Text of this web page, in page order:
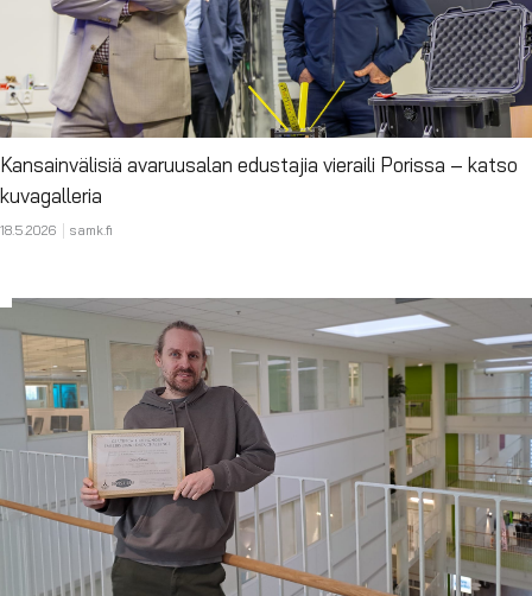
Kansainvälisiä avaruusalan edustajia vieraili Porissa – katso
kuvagalleria
18.5.2026 samk.fi